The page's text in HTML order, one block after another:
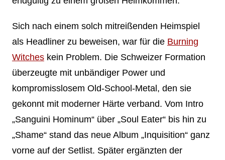
Sich nach einem solch mitreißenden Heimspiel
als Headliner zu beweisen, war für die Burning
Witcheskein Problem. Die Schweizer Formation
überzeugte mit unbändiger Power und
kompromisslosem Old-School-Metal, den sie
gekonnt mit moderner Härte verband. Vom Intro
„Sanguini Hominum“ über „Soul Eater“ bis hin zu
„Shame“ stand das neue Album „Inquisition“ ganz
vorne auf der Setlist. Später ergänzten der